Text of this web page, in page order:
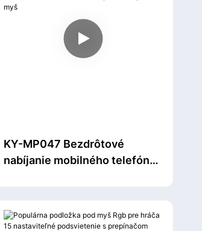
KY-MP047 Bezdrôtové
nabíjanie mobilného telefónu
myš bezdrôtová mäkká
tkanina RGB svetelná